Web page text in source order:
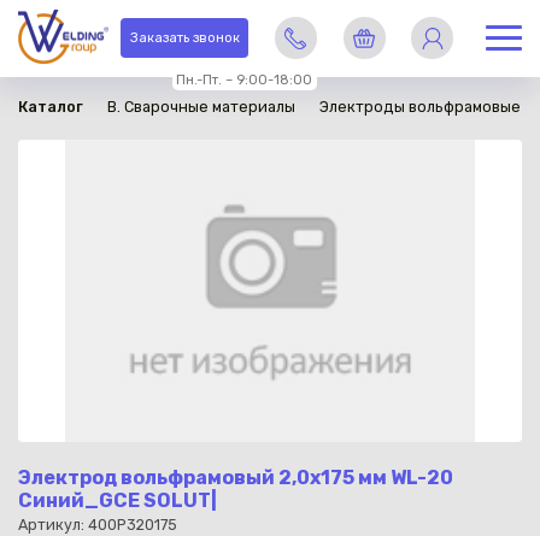
Заказать звонок
Пн.-Пт. – 9:00-18:00
Каталог B. Сварочные материалы Электроды вольфрамовые
Электрод вольфрамовый 2,0х175 мм WL-20
Синий_GCE SOLUT|
Артикул: 400P320175
в наличии